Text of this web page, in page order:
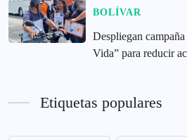
BOLÍVAR
‎Despliegan
Vida” para reducir
Etiquetas populares